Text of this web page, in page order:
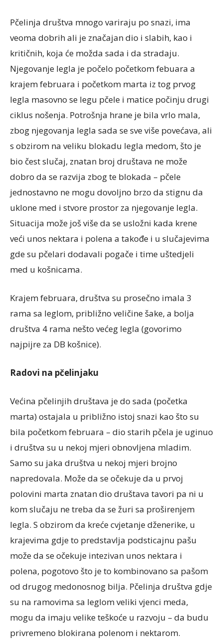
Pčelinja društva mnogo variraju po snazi, ima
veoma dobrih ali je značajan dio i slabih, kao i
kritičnih, koja će možda sada i da stradaju.
Njegovanje legla je počelo početkom febuara a
krajem februara i početkom marta iz tog prvog
legla masovno se legu pčele i matice počinju drugi
ciklus nošenja. Potrošnja hrane je bila vrlo mala,
zbog njegovanja legla sada se sve više povećava, ali
s obzirom na veliku blokadu legla medom, što je
bio čest slučaj, znatan broj društava ne može
dobro da se razvija zbog te blokada – pčele
jednostavno ne mogu dovoljno brzo da stignu da
uklone med i stvore prostor za njegovanje legla.
Situacija može još više da se usložni kada krene
veći unos nektara i polena a takođe i u slučajevima
gde su pčelari dodavali pogače i time uštedjeli
med u košnicama.
Krajem februara, društva su prosečno imala 3
rama sa leglom, približno veličine šake, a bolja
društva 4 rama nešto većeg legla (govorimo
najpijre za DB košnice).
Radovi na pčelinjaku
Većina pčelinjih društava je do sada (početka
marta) ostajala u približno istoj snazi kao što su
bila početkom februara – dio starih pčela je uginuo
i društva su u nekoj mjeri obnovljena mladim.
Samo su jaka društva u nekoj mjeri brojno
napredovala. Može da se očekuje da u prvoj
polovini marta znatan dio društava tavori pa ni u
kom slučaju ne treba da se žuri sa proširenjem
legla. S obzirom da kreće cvjetanje dženerike, u
krajevima gdje to predstavlja podsticajnu pašu
može da se očekuje intezivan unos nektara i
polena, pogotovo što je to kombinovano sa pašom
od drugog medonosnog bilja. Pčelinja društva gdje
su na ramovima sa leglom veliki vjenci meda,
mogu da imaju velike teškoće u razvoju – da budu
privremeno blokirana polenom i nektarom.